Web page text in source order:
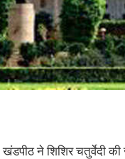
ने शिशिर चतुर्वेदी